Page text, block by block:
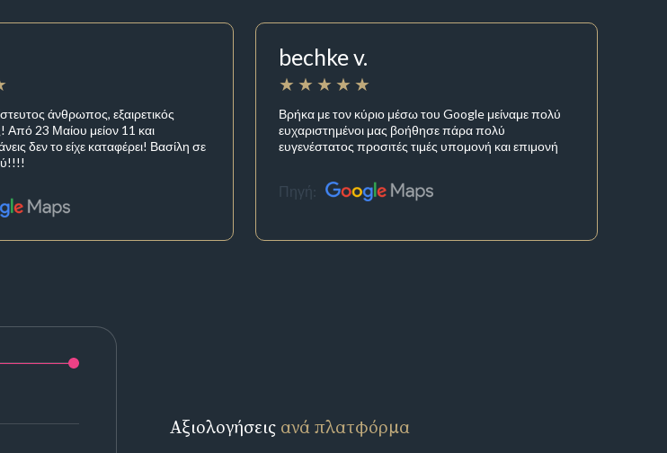
άνθρωπος, εξαιρετικός
Από 23 Μαίου μείον 11 και
δεν το είχε καταφέρει! Βασίλη σε
bechke v.
Βρήκα με τον κύριο μέσω του Google μείναμε πολύ
ευχαριστημένοι μας βοήθησε πάρα πολύ
ευγενέστατος προσιτές τιμές υπομονή και επιμονή
Πηγή:
Αξιολογήσεις ανά πλατφόρμα